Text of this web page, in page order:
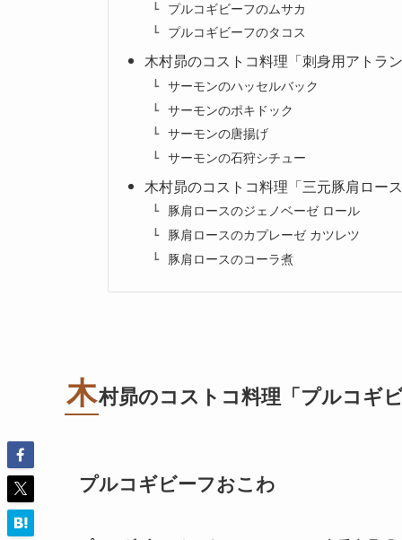
プルコギビーフのムサカ
プルコギビーフのタコス
木村昴のコストコ料理「刺身用アトラ
サーモンのハッセルバック
サーモンのポキドック
サーモンの唐揚げ
サーモンの石狩シチュー
木村昴のコストコ料理「三元豚肩ロース
豚肩ロースのジェノベーゼ ロール
豚肩ロースのカプレーゼ カツレツ
豚肩ロースのコーラ煮
木村昴のコストコ料理「プルコギビ
プルコギビーフおこわ